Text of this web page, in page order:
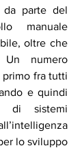
da parte del
manuale
oltre che
numero
primo fra tutti
e quindi
di sistemi
lo sviluppo